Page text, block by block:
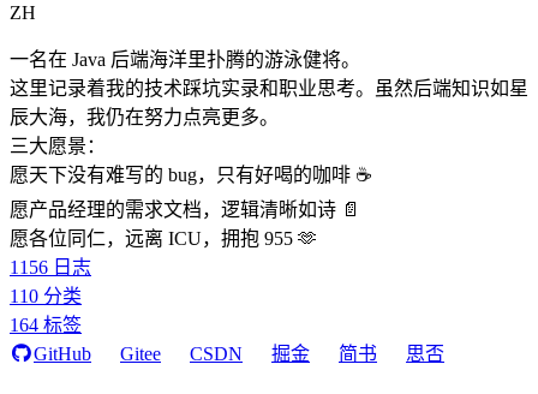
ZH
一名在 Java 后端海洋里扑腾的游泳健将。
这里记录着我的技术踩坑实录和职业思考。虽然后端知识如星
辰大海，我仍在努力点亮更多。
三大愿景：
愿天下没有难写的 bug，只有好喝的咖啡 ☕️
愿产品经理的需求文档，逻辑清晰如诗 📄
愿各位同仁，远离 ICU，拥抱 955 🫶
1156 日志
110 分类
164 标签
GitHub
Gitee CSDN 掘金 简书 思否